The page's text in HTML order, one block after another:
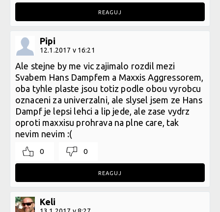
REAGUJ
Pipi
12.1.2017 v 16:21
Ale stejne by me vic zajimalo rozdil mezi
Svabem Hans Dampfem a Maxxis Aggressorem,
oba tyhle plaste jsou totiz podle obou vyrobcu
oznaceni za univerzalni, ale slysel jsem ze Hans
Dampf je lepsi lehci a lip jede, ale zase vydrz
oproti maxxisu prohrava na plne care, tak
nevim nevim :(
0 0
REAGUJ
Keli